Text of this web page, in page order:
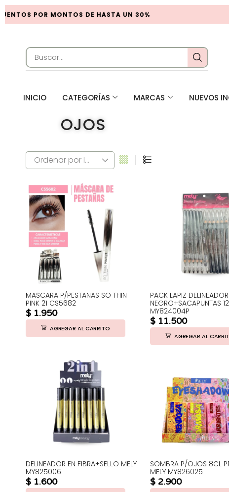
POR MONTOS DE HASTA UN 30%
INICIO CATEGORÍAS MARCAS NUEVOS
OJOS
MASCARA P/PESTAÑAS SO THIN
PINK 21 CS5682
$ 1.950
AGREGAR AL CARRITO
PACK LAPIZ DELINEADOR
NEGRO+SACAPUNTAS
MY824004P
$ 11.500
AGREGAR AL
DELINEADOR EN FIBRA+SELLO MELY
MY825006
$ 1.600
SOMBRA P/OJOS 8CL
MELY MY826025
$ 2.900